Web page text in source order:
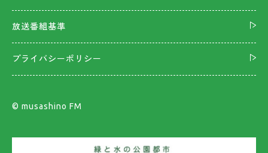
放送番組基準
プライバシーポリシー
©︎ musashino FM